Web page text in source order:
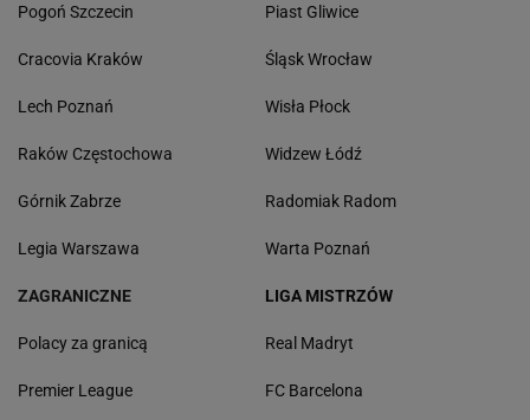
Pogoń Szczecin
Cracovia Kraków
Lech Poznań
Raków Częstochowa
Górnik Zabrze
Legia Warszawa
Piast Gliwice
Śląsk Wrocław
Wisła Płock
Widzew Łódź
Radomiak Radom
Warta Poznań
ZAGRANICZNE
Polacy za granicą
Premier League
LIGA MISTRZÓW
Real Madryt
FC Barcelona